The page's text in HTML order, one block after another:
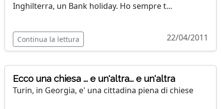
Inghilterra, un Bank holiday. Ho sempre t...
Continua la lettura 22/04/2011
Ecco una chiesa ... e un'altra... e un'altra
Turin, in Georgia, e' una cittadina piena di chiese